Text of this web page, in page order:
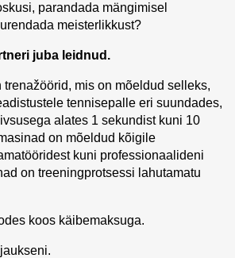
parandada mängimisel
meisterlikkust?
juba leidnud.
trenažöörid, mis on mõeldud selleks,
tennisepalle eri suundades,
alates 1 sekundist kuni 10
on mõeldud kõigile
kuni professionaalideni
on treeningprotsessi lahutamatu
koos käibemaksuga.